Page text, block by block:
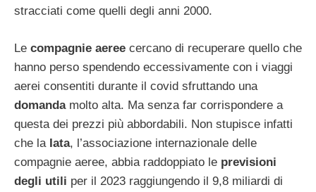
stracciati come quelli degli anni 2000.
Le compagnie aeree cercano di recuperare quello che
hanno perso spendendo eccessivamente con i viaggi
aerei consentiti durante il covid sfruttando una
domandamolto alta. Ma senza far corrispondere a
questa dei prezzi più abbordabili. Non stupisce infatti
che la Iata, l’associazione internazionale delle
compagnie aeree, abbia raddoppiato le previsioni
degli utili per il 2023 raggiungendo il 9,8 miliardi di